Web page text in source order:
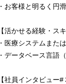
・お客様と明るく円
【活かせる経験・スキ
・医療システムまた
・データベース言語
【社員インタビュー#